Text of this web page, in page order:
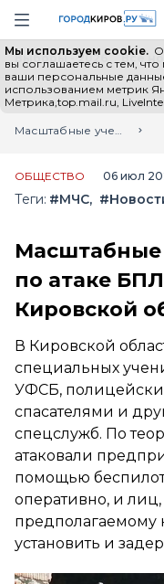
Навигация сайта
Мы используем cookie.
вы соглашаетесь с тем,
ваши персональные
использованием метрик
Метрика,top.mail.ru,
Выборы - 2026 Все
Главная
Лента
Масштабные учения силовиков по атаке БПЛА прошли в Кировской области
ОБЩЕСТВО 06 июл
Теги: #МЧС
Масштабные
по атаке
Кировской
В Кировской
специальных
УФСБ,
спасателями и
спецслужб. По
атаковали
помощью
оперативно, и
предполагаемому
установить и